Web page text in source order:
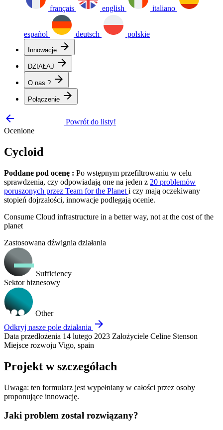
français english italiano
español deutsch polskie
Innowacje arrow_forward
DZIAŁAJ arrow_forward
O nas ? arrow_forward
Połączenie arrow_forward
arrow_backward
Powrót do listy!
Ocenione
Cycloid
Poddane pod ocenę : Po wstępnym przefiltrowaniu w celu
sprawdzenia, czy odpowiadają one na jeden z 20 problemów
poruszonych przez Team for the Planet i czy mają oczekiwany
stopień dojrzałości, innowacje podlegają ocenie.
Consume Cloud infrastructure in a better way, not at the cost of the
planet
Zastosowana dźwignia działania
Sufficiency
Sektor biznesowy
Other
Odkryj nasze pole działania arrow_forward
Data przedłożenia 14 lutego 2023 Założyciele Celine Stenson
Miejsce rozwoju Vigo, spain
Projekt w szczegółach
Uwaga: ten formularz jest wypełniany w całości przez osoby
proponujące innowację.
Jaki problem został rozwiązany?